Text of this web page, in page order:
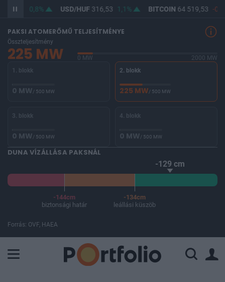
364,62 0,8% USD/HUF316,53 1,1% BITCOIN64 519,53 -
PAKSI ATOMERŐMŰ TELJESÍTMÉNYE
Összteljesítmény
225 MW 0 MW
2000 MW
1. blokk
0 MW/ 500 MW
2. blokk
225 MW/ 500 MW
3. blokk
0 MW/ 500 MW
4. blokk
0 MW/ 500 MW
DUNA VÍZÁLLÁSA PAKSNÁL
-129 cm
-144cm
biztonsági határ
-134cm
leállási küszöb
Forrás: OVF, HAEA